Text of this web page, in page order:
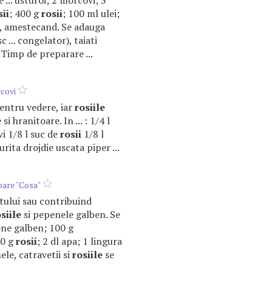
; 400 grosii; 100 ml ulei;
Se adauga
... congelator), taiati
de preparare ...
vedere, iarrosiile
si hranitoare. In ... : 1/4 l
1/8 l suc derosii 1/8 l
drojdie uscata piper ...
"Cosa"
sau contribuind
si pepenele galben. Se
galben; 100 g
grosii; 2 dl apa; 1 lingura
catravetii sirosiile se